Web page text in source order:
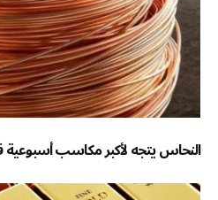
النحاس يتجه لأكبر مكاسب أسبوعية في 3 أشهر – أخبار